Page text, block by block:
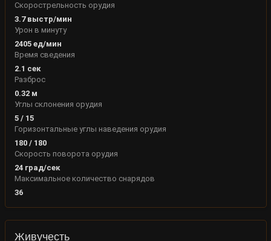
Скорострельность орудия
3.7выстр/мин
Урон в минуту
2405ед/мин
Время сведения
2.1 сек
Разброс
0.32м
Углы склонения орудия
5 / 15
Горизонтальные углы наведения орудия
180 / 180
Скорость поворота орудия
24град/сек
Максимальное количество снарядов
36
Живучесть